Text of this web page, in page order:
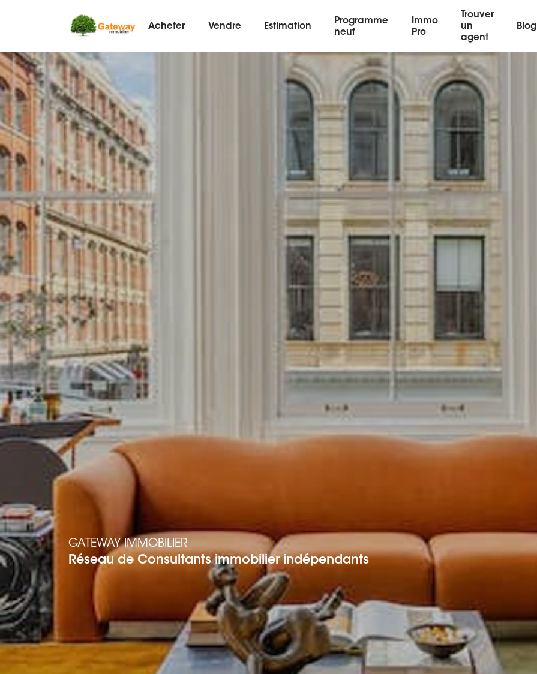
Acheter Vendre Estimation
Programme
neuf
Immo
Pro
Trouver
un
agent
Blog
GATEWAY IMMOBILIER
Réseau de Consultants immobilier indépendants